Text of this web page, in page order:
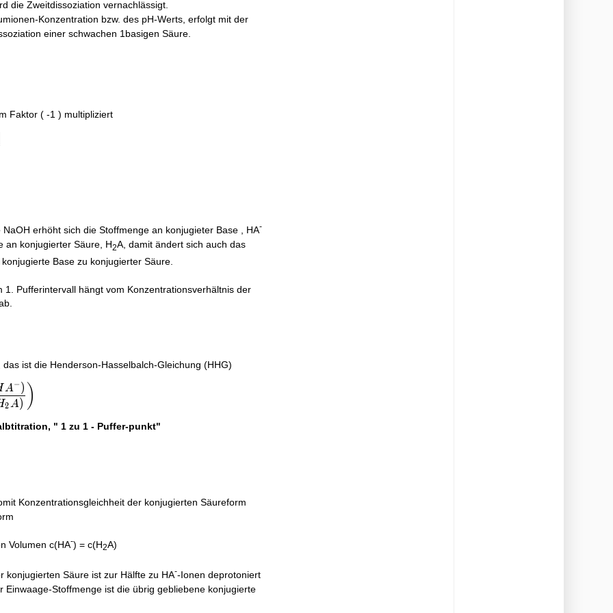
die Zweitdissoziation vernachlässigt.
Konzentration bzw. des pH-Werts, erfolgt mit der
einer schwachen 1basigen Säure.
c_{0}}
Faktor ( -1 ) multipliziert
- \dfrac{log_{10}[ |c_{o} | ]}{2}
erhöht sich die Stoffmenge an konjugieter Base , HA-
an konjugierter Säure, H2A, damit ändert sich auch das
Base zu konjugierter Säure.
1. Pufferintervall hängt vom Konzentrationsverhältnis der
})}
ist die Henderson-Hasselbalch-Gleichung (HHG)
})}{c(H_{2}A)}\right)
2A)
A− ) )
" 1 zu 1 - Puffer-punkt"
Konzentrationsgleichheit der konjugierten Säureform
Volumen c(HA-) = c(H2A)
konjugierten Säure ist zur Hälfte zu HA--Ionen deprotoniert
Einwaage-Stoffmenge ist die übrig gebliebene konjugierte